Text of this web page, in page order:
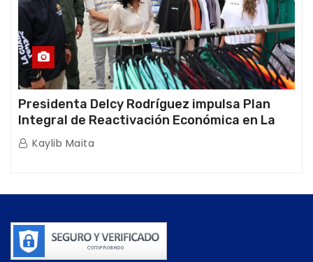
Presidenta Delcy Rodríguez impulsa Plan
Integral de Reactivación Económica en La
Guaira
Kaylib Maita